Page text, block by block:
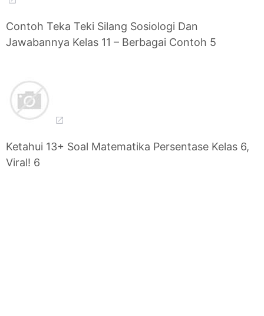
Contoh Teka Teki Silang Sosiologi Dan
Jawabannya Kelas 11 – Berbagai Contoh 5
Ketahui 13+ Soal Matematika Persentase Kelas 6,
Viral! 6